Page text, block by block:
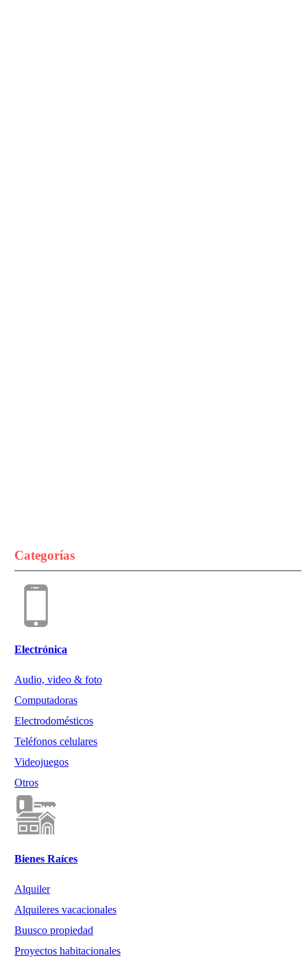
Categorías
Electrónica
Audio, video & foto
Computadoras
Electrodomésticos
Teléfonos celulares
Videojuegos
Otros
Bienes Raíces
Alquiler
Alquileres vacacionales
Buusco propiedad
Proyectos habitacionales